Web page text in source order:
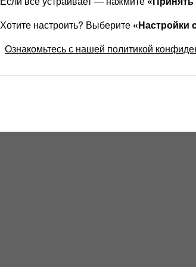
Хотите настроить? Выберите «Настройки
Ознакомьтесь с нашей политикой